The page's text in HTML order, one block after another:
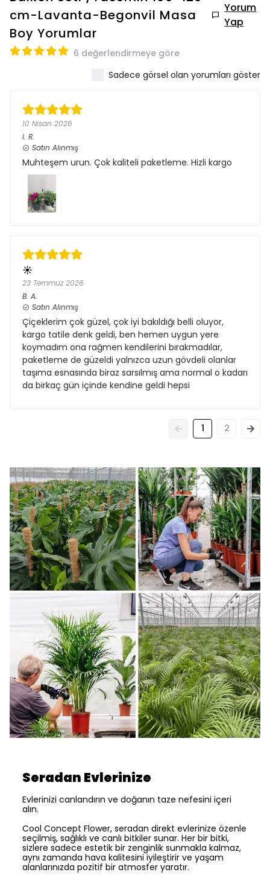
cm-Lavanta-Begonvil Masa
Boy Yorumlar
Yorum
Yap
6 değerlendirmeye göre
Sadece görsel olan yorumları göster
10 Nisan 2026
I. R.
Satın Alınmış
Muhteşem urun. Çok kaliteli paketleme. Hizli kargo
☀️
23 Temmuz 2026
B. A.
Satın Alınmış
Çiçeklerim çok güzel, çok iyi bakıldığı belli oluyor,
kargo tatile denk geldi, ben hemen uygun yere
koymadım ona rağmen kendilerini bırakmadılar,
paketleme de güzeldi yalnızca uzun gövdeli olanlar
taşıma esnasında biraz sarsılmış ama normal o kadarı
da birkaç gün içinde kendine geldi hepsi
1 2
Seradan Evlerinize
Evlerinizi canlandırın ve doğanın taze nefesini içeri
alın.
Cool Concept Flower, seradan direkt evlerinize özenle
seçilmiş, sağlıklı ve canlı bitkiler sunar. Her bir bitki,
sizlere sadece estetik bir zenginlik sunmakla kalmaz,
aynı zamanda hava kalitesini iyileştirir ve yaşam
alanlarınızda pozitif bir atmosfer yaratır.